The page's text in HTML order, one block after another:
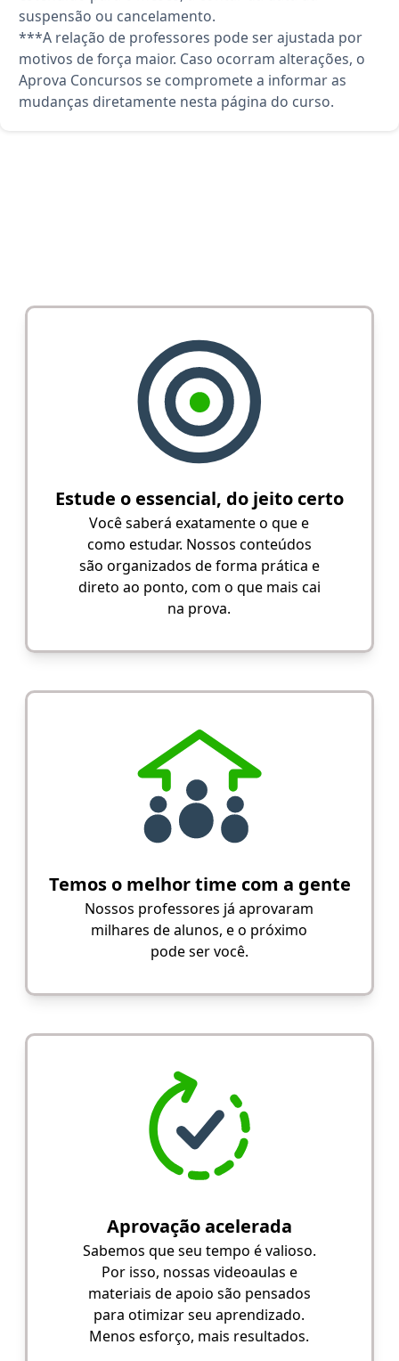
suspensão ou cancelamento.
***A relação de professores pode ser ajustada por
motivos de força maior. Caso ocorram alterações, o
Aprova Concursos se compromete a informar as
mudanças diretamente nesta página do curso.
Estude o essencial, do jeito certo
Você saberá exatamente o que e
como estudar. Nossos conteúdos
são organizados de forma prática e
direto ao ponto, com o que mais cai
na prova.
Temos o melhor time com a gente
Nossos professores já aprovaram
milhares de alunos, e o próximo
pode ser você.
Aprovação acelerada
Sabemos que seu tempo é valioso.
Por isso, nossas videoaulas e
materiais de apoio são pensados
para otimizar seu aprendizado.
Menos esforço, mais resultados.